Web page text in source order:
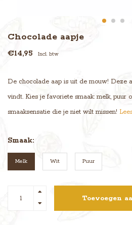
Chocolade aapje
€14,95 Incl. btw
De chocolade aap is uit de mouw! Deze
vindt. Kies je favoriete smaak: melk, puur
smaaksensatie die je niet wilt missen!
Smaak:
Melk Wit Puur
Toevoegen